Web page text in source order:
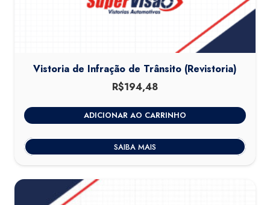
Vistoria de Infração de Trânsito (Revistoria)
R$194,48
ADICIONAR AO CARRINHO
SAIBA MAIS